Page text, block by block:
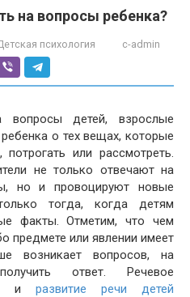
на вопросы ребенка?
психология c-admin
вопросы детей, взрослые
о тех вещах, которые
или рассмотреть.
не только отвечают на
но и провоцируют новые
тогда, когда детям
факты. Отметим, что чем
предмете или явлении имеет
возникает вопросов, на
ответ. Речевое
и развитие речи детей